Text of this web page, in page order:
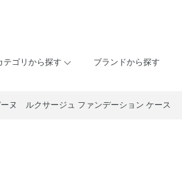
テゴリから探す ブランドから探す
ーヌ ルクサージュ ファンデーション ケース